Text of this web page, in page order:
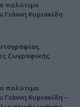
πολύτιμο
Κυριακίδη
ζωγραφικής
πολύτιμο
Κυριακίδη –